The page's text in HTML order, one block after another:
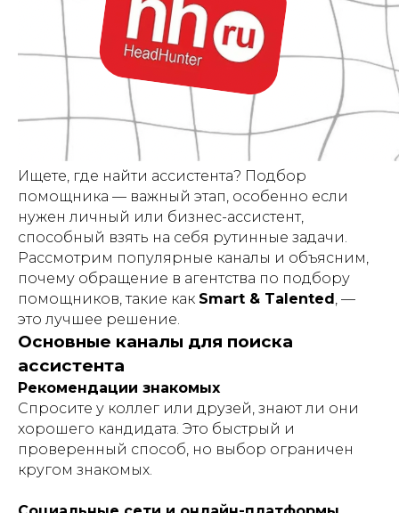
Ищете, где найти ассистента? Подбор
помощника — важный этап, особенно если
нужен личный или бизнес-ассистент,
способный взять на себя рутинные задачи.
Рассмотрим популярные каналы и объясним,
почему обращение в агентства по подбору
помощников, такие как Smart & Talented, —
это лучшее решение.
Основные каналы для поиска
ассистента
Рекомендации знакомых
Спросите у коллег или друзей, знают ли они
хорошего кандидата. Это быстрый и
проверенный способ, но выбор ограничен
кругом знакомых.